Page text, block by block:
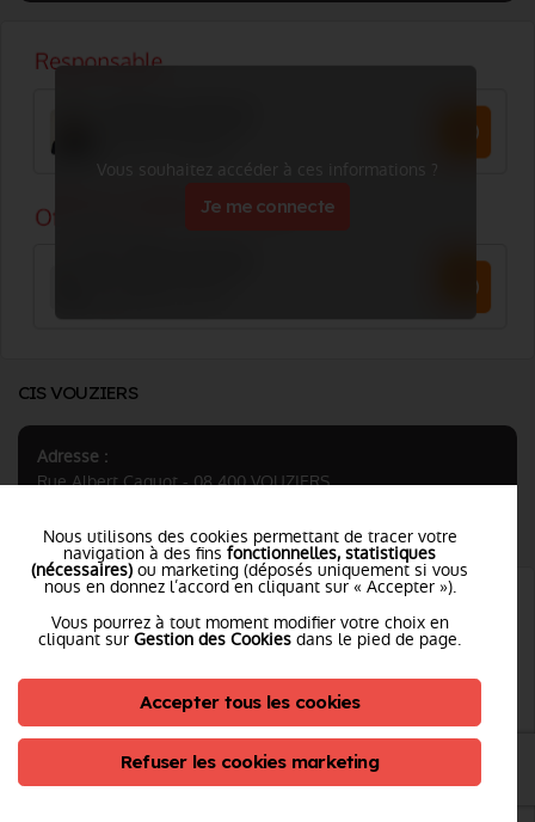
Vous souhaitez accéder à ces informations ?
Je me connecte
CIS VOUZIERS
Adresse :
Rue Albert Caquot - 08 400 VOUZIERS
Vous souhaitez accéder à ces informations ?
Je me connecte
Nous utilisons des cookies permettant de tracer votre
navigation à des fins fonctionnelles, statistiques
(nécessaires) ou marketing (déposés uniquement si vous
nous en donnez l’accord en cliquant sur « Accepter »).
Vous pourrez à tout moment modifier votre choix en
cliquant sur Gestion des Cookies dans le pied de page.
Accepter tous les cookies
Refuser les cookies marketing